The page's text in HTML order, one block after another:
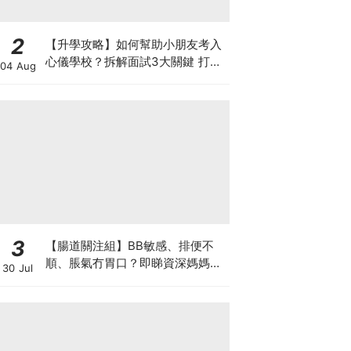
2
04 Aug
【升學攻略】如何幫助小朋友考入
心儀學校？拆解面試3大關鍵 打好
3
30 Jul
【腸道關注組】BB敏感、排便不
順、脹氣冇胃口？即睇資深媽媽分